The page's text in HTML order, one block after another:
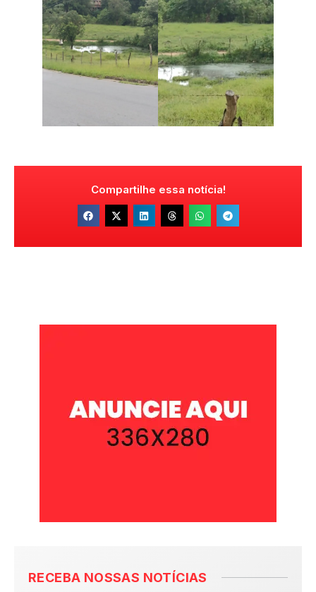
Compartilhe essa notícia!
RECEBA NOSSAS NOTÍCIAS